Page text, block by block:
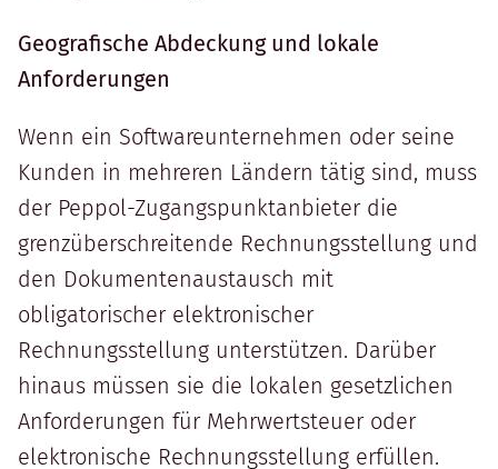
Geografische Abdeckung und lokale
Anforderungen
Wenn ein Softwareunternehmen oder seine
Kunden in mehreren Ländern tätig sind, muss
der Peppol-Zugangspunktanbieter die
grenzüberschreitende Rechnungsstellung und
den Dokumentenaustausch mit
obligatorischer elektronischer
Rechnungsstellung unterstützen. Darüber
hinaus müssen sie die lokalen gesetzlichen
Anforderungen für Mehrwertsteuer oder
elektronische Rechnungsstellung erfüllen.